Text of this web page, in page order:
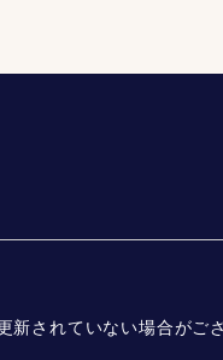
されていない場合がご